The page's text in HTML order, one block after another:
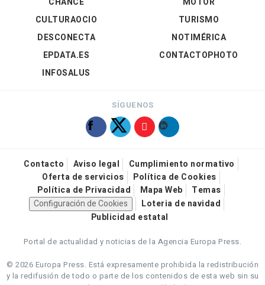
CULTURAOCIO
DESCONECTA
EPDATA.ES
INFOSALUS
TURISMO
NOTIMÉRICA
CONTACTOPHOTO
SÍGUENOS
Contacto Aviso legal
Cumplimiento normativo
Oferta de servicios
Política de Cookies
Política de Privacidad
Mapa Web
Temas
Configuración de Cookies
Loteria de navidad
Publicidad estatal
Portal de actualidad y noticias de la Agencia Europa Press.
© 2026 Europa Press. Está expresamente prohibida la redistribución
y la redifusión de todo o parte de los contenidos de esta web sin su